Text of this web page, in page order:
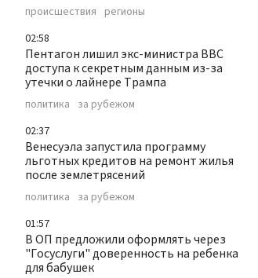
происшествия регионы
02:58
Пентагон лишил экс-министра ВВС
доступа к секретным данным из-за
утечки о лайнере Трампа
политика за рубежом
02:37
Венесуэла запустила программу
льготных кредитов на ремонт жилья
после землетрясений
политика за рубежом
01:57
В ОП предложили оформлять через
"Госуслуги" доверенность на ребенка
для бабушек